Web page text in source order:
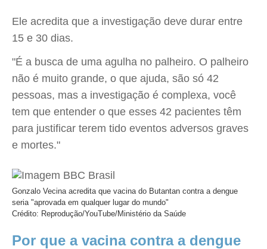
Ele acredita que a investigação deve durar entre
15 e 30 dias.
"É a busca de uma agulha no palheiro. O palheiro
não é muito grande, o que ajuda, são só 42
pessoas, mas a investigação é complexa, você
tem que entender o que esses 42 pacientes têm
para justificar terem tido eventos adversos graves
e mortes."
Gonzalo Vecina acredita que vacina do Butantan contra a dengue
seria "aprovada em qualquer lugar do mundo"
Crédito: Reprodução/YouTube/Ministério da Saúde
Por que a vacina contra a dengue